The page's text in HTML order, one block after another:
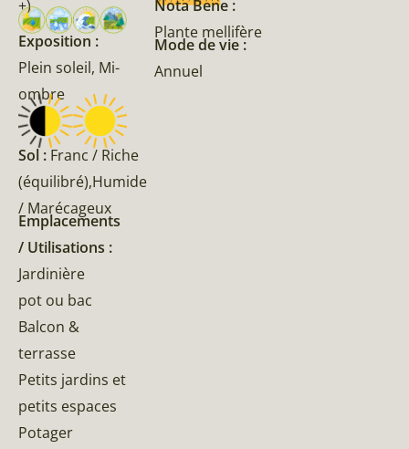
+)
Exposition :
Plein soleil, Mi-
ombre
Sol : Franc / Riche
(équilibré),Humide
/ Marécageux
Emplacements
/ Utilisations :
Jardinière
pot ou bac
Balcon &
terrasse
Petits jardins et
petits espaces
Potager
Nota Bene :
Plante mellifère
Mode de vie :
Annuel